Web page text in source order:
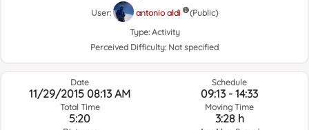
User:
antonio aldi
(Public)
Type: Activity
Perceived Difficulty: Not specified
Date
11/29/2015 08:13 AM
Total Time
5:20
Schedule
09:13 - 14:33
Moving Time
3:28 h